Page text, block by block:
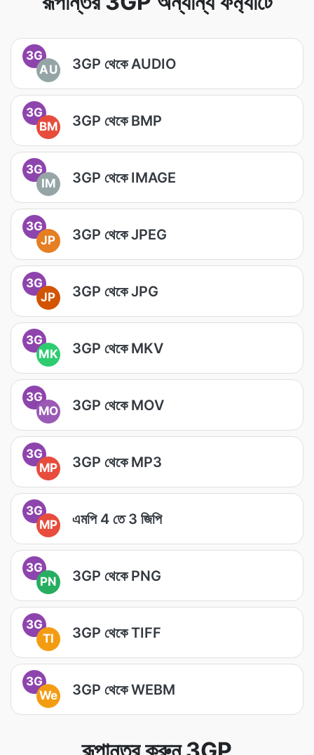
3G
AU
3GP থেকে AUDIO
3G
BM
3GP থেকে BMP
3G
IM
3GP থেকে IMAGE
3G
JP
3GP থেকে JPEG
3G
JP
3GP থেকে JPG
3G
MK
3GP থেকে MKV
3G
MO
3GP থেকে MOV
3G
MP
3GP থেকে MP3
3G
MP
এমপি 4 তে 3 জিপি
3G
PN
3GP থেকে PNG
3G
TI
3GP থেকে TIFF
3G
We
3GP থেকে WEBM